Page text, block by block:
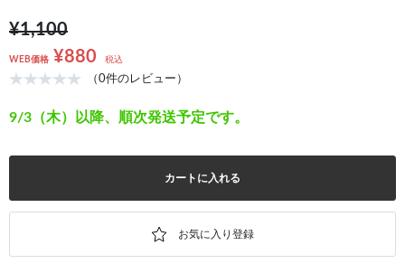
¥1,100
WEB価格 ¥880 税込
（0件のレビュー）
9/3（木）以降、順次発送予定です。
カートに入れる